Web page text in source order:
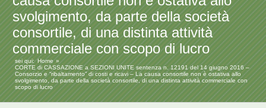
svolgimento, da parte della società
consortile, di una distinta attività
commerciale con scopo di lucro
sei qui:
Home
CORTE di CASSAZIONE a SEZIONI UNITE sentenza n. 12191 del 14 giugno 2016 –
Consorzio e “ribaltamento” di costi e ricavi – La causa consortile non è ostativa allo
svolgimento, da parte della società consortile, di una distinta attività commerciale con
scopo di lucro